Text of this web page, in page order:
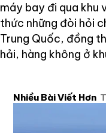
máy bay đi qua khu
thức những đòi hỏi
Trung Quốc, đồng
hải, hàng không ở
Nhiều Bài Viết Hơn